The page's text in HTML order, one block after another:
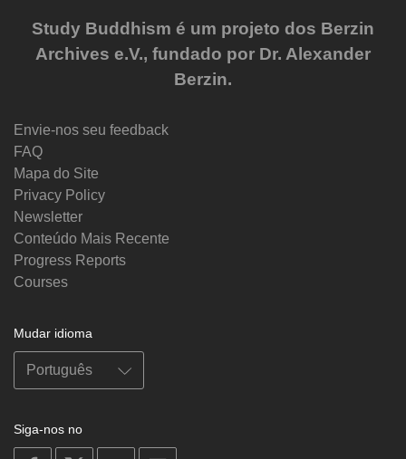
Study Buddhism é um projeto dos Berzin
Archives e.V., fundado por Dr. Alexander
Berzin.
Envie-nos seu feedback
FAQ
Mapa do Site
Privacy Policy
Newsletter
Conteúdo Mais Recente
Progress Reports
Courses
Mudar idioma
Siga-nos no
on